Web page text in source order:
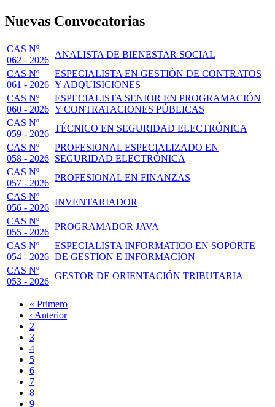
Nuevas Convocatorias
CAS Nº
062 - 2026
ANALISTA DE BIENESTAR SOCIAL
CAS Nº
061 - 2026
ESPECIALISTA EN GESTIÓN DE CONTRATOS
Y ADQUISICIONES
CAS Nº
060 - 2026
ESPECIALISTA SENIOR EN PROGRAMACIÓN
Y CONTRATACIONES PÚBLICAS
CAS Nº
059 - 2026
TÉCNICO EN SEGURIDAD ELECTRÓNICA
CAS Nº
058 - 2026
PROFESIONAL ESPECIALIZADO EN
SEGURIDAD ELECTRÓNICA
CAS Nº
057 - 2026
PROFESIONAL EN FINANZAS
CAS Nº
056 - 2026
INVENTARIADOR
CAS Nº
055 - 2026
PROGRAMADOR JAVA
CAS Nº
054 - 2026
ESPECIALISTA INFORMATICO EN SOPORTE
DE GESTION E INFORMACION
CAS Nº
053 - 2026
GESTOR DE ORIENTACIÓN TRIBUTARIA
Paginación
Primera
página
« Primero
Página
anterior
‹ Anterior
Page
2
Page
3
Page
4
Page
5
Página
actual
6
Page
7
Page
8
Page
9